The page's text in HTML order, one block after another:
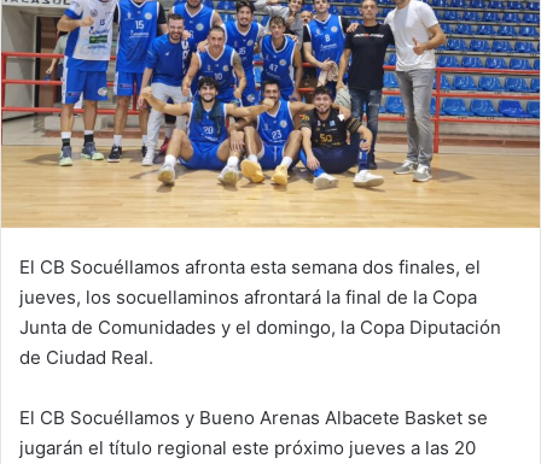
El CB Socuéllamos afronta esta semana dos finales, el
jueves, los socuellaminos afrontará la final de la Copa
Junta de Comunidades y el domingo, la Copa Diputación
de Ciudad Real.
El CB Socuéllamos y Bueno Arenas Albacete Basket se
jugarán el título regional este próximo jueves a las 20